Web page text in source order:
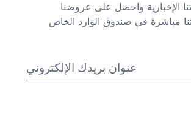
الإخبارية واحصل على عروضنا
مباشرةً في صندوق الوارد الخاص